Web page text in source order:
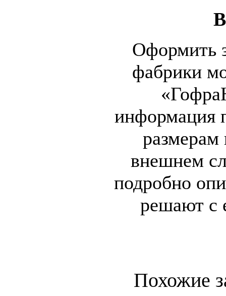
Оформить
фабрики
информация
размерам
внешнем
подробно
решают с
Похожие